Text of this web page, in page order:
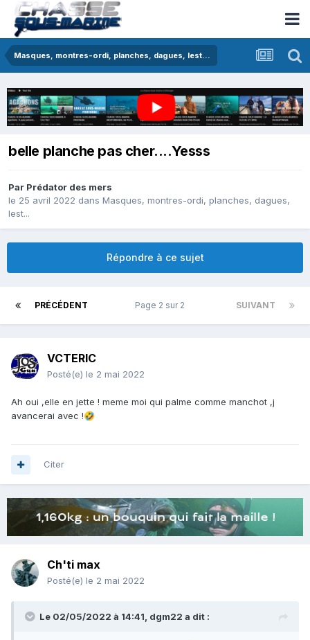
Masques, montres-ordi, planches, dagues, lest...
belle planche pas cher....Yesss
Par Prédator des mers
le 25 avril 2022 dans Masques, montres-ordi, planches, dagues,
lest...
Répondre à ce sujet
PRÉCÉDENT SUIVANT
Page 2 sur 2
VCTERIC
Posté(e) le 2 mai 2022
Ah oui ,elle en jette ! meme moi qui palme comme manchot ,j
avancerai avec !🤣
Citer
Ch'ti max
Posté(e) le 2 mai 2022
Le 02/05/2022 à 14:41, dgm22 a dit :